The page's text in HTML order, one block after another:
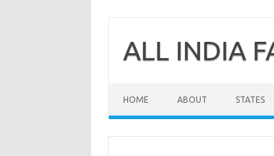
contentALL INDIA
HOME ABOUT STATES